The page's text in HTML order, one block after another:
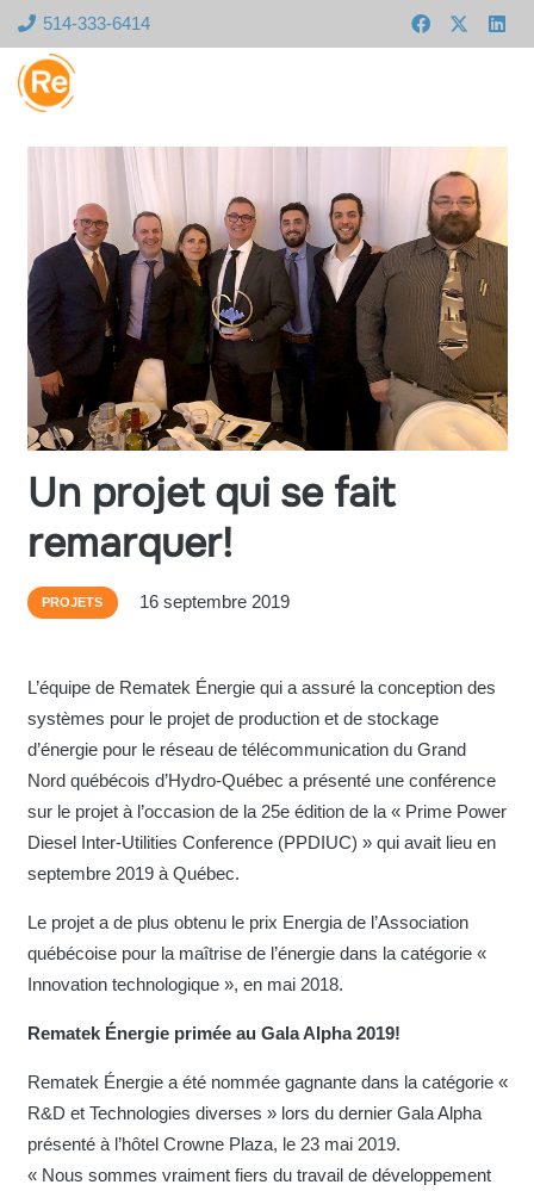
514-333-6414
Un projet qui se fait
remarquer!
PROJETS 16 septembre 2019
L’équipe de Rematek Énergie qui a assuré la conception des
systèmes pour le projet de production et de stockage
d’énergie pour le réseau de télécommunication du Grand
Nord québécois d’Hydro-Québec a présenté une conférence
sur le projet à l’occasion de la 25e édition de la « Prime Power
Diesel Inter-Utilities Conference (PPDIUC) » qui avait lieu en
septembre 2019 à Québec.
Le projet a de plus obtenu le prix Energia de l’Association
québécoise pour la maîtrise de l’énergie dans la catégorie «
Innovation technologique », en mai 2018.
Rematek Énergie primée au Gala Alpha 2019!
Rematek Énergie a été nommée gagnante dans la catégorie «
R&D et Technologies diverses » lors du dernier Gala Alpha
présenté à l’hôtel Crowne Plaza, le 23 mai 2019.
« Nous sommes vraiment fiers du travail de développement